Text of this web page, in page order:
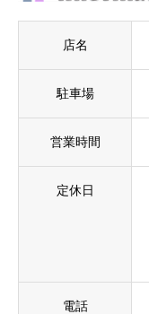
店名
駐車場
営業時間
定休日
電話